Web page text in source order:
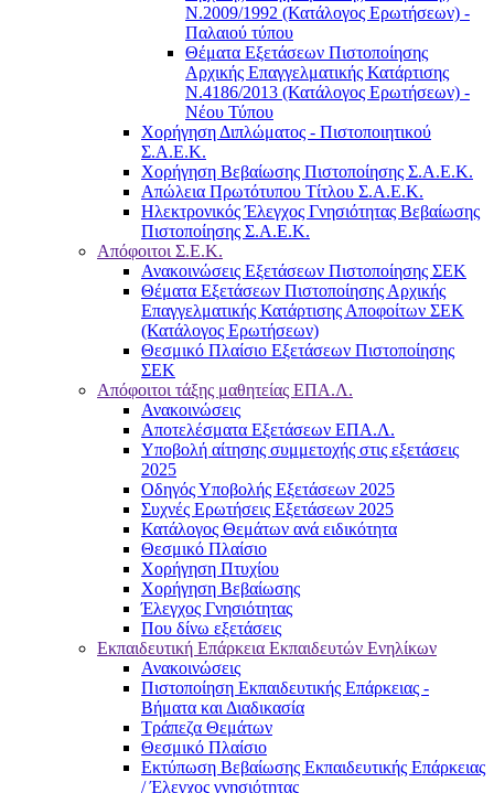
Ν.2009/1992 (Κατάλογος Ερωτήσεων) -
Παλαιού τύπου
Θέματα Εξετάσεων Πιστοποίησης
Αρχικής Επαγγελματικής Κατάρτισης
Ν.4186/2013 (Κατάλογος Ερωτήσεων) -
Νέου Τύπου
Χορήγηση Διπλώματος - Πιστοποιητικού
Σ.Α.Ε.Κ.
Χορήγηση Βεβαίωσης Πιστοποίησης Σ.Α.Ε.Κ.
Απώλεια Πρωτότυπου Τίτλου Σ.Α.Ε.Κ.
Ηλεκτρονικός Έλεγχος Γνησιότητας Βεβαίωσης
Πιστοποίησης Σ.Α.Ε.Κ.
Απόφοιτοι Σ.Ε.Κ.
Ανακοινώσεις Εξετάσεων Πιστοποίησης ΣΕΚ
Θέματα Εξετάσεων Πιστοποίησης Αρχικής
Επαγγελματικής Κατάρτισης Αποφοίτων ΣΕΚ
(Κατάλογος Ερωτήσεων)
Θεσμικό Πλαίσιο Εξετάσεων Πιστοποίησης
ΣΕΚ
Απόφοιτοι τάξης μαθητείας ΕΠΑ.Λ.
Ανακοινώσεις
Αποτελέσματα Εξετάσεων ΕΠΑ.Λ.
Υποβολή αίτησης συμμετοχής στις εξετάσεις
2025
Οδηγός Υποβολής Εξετάσεων 2025
Συχνές Ερωτήσεις Εξετάσεων 2025
Κατάλογος Θεμάτων ανά ειδικότητα
Θεσμικό Πλαίσιο
Χορήγηση Πτυχίου
Χορήγηση Βεβαίωσης
Έλεγχος Γνησιότητας
Που δίνω εξετάσεις
Εκπαιδευτική Επάρκεια Εκπαιδευτών Ενηλίκων
Ανακοινώσεις
Πιστοποίηση Εκπαιδευτικής Επάρκειας -
Βήματα και Διαδικασία
Τράπεζα Θεμάτων
Θεσμικό Πλαίσιο
Εκτύπωση Βεβαίωσης Εκπαιδευτικής Επάρκειας
/ Έλεγχος γνησιότητας